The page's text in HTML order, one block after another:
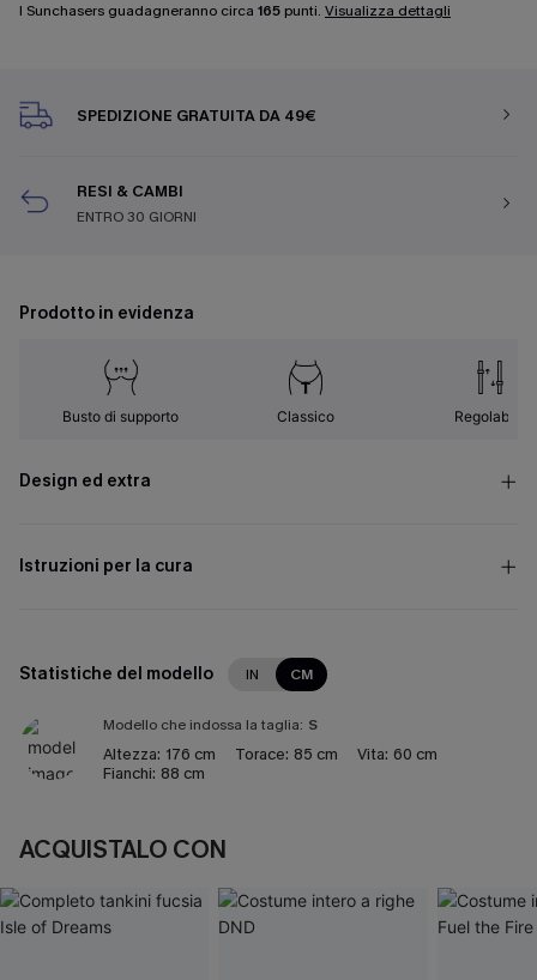
I Sunchasers guadagneranno circa 165 punti. Visualizza dettagli
SPEDIZIONE GRATUITA DA 49€
RESI & CAMBI
ENTRO 30 GIORNI
Prodotto in evidenza
Busto di supporto Classico Regolabile
Design ed extra
Istruzioni per la cura
Statistiche del modello IN CM
Modello che indossa la taglia: S
Altezza: 176 cm Torace: 85 cm Vita: 60 cm
Fianchi: 88 cm
ACQUISTALO CON